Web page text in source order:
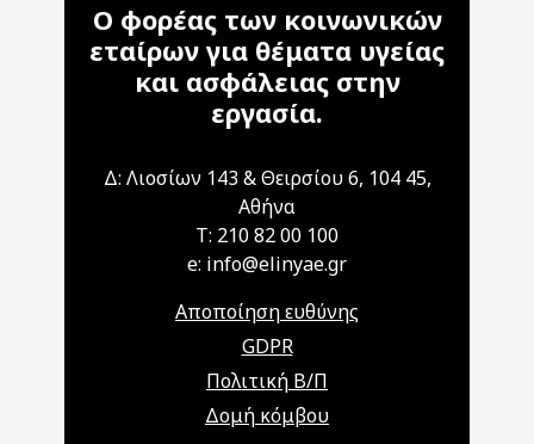
Ο φορέας των κοινωνικών
εταίρων για θέματα υγείας
και ασφάλειας στην
εργασία.
Δ: Λιοσίων 143 & Θειρσίου 6, 104 45,
Αθήνα
T: 210 82 00 100
e: info@elinyae.gr
Αποποίηση ευθύνης
GDPR
Πολιτική Β/Π
Δομή κόμβου